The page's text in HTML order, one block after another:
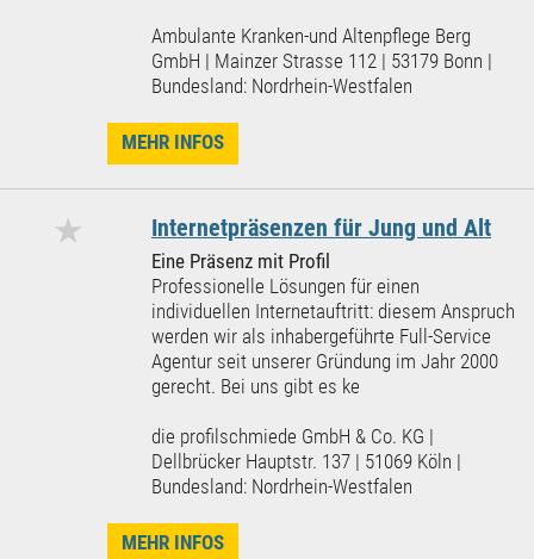
Ambulante Kranken-und Altenpflege Berg
GmbH | Mainzer Strasse 112 | 53179 Bonn |
Bundesland: Nordrhein-Westfalen
MEHR INFOS
★ Internetpräsenzen für Jung und Alt
Eine Präsenz mit Profil
Professionelle Lösungen für einen
individuellen Internetauftritt: diesem Anspruch
werden wir als inhabergeführte Full-Service
Agentur seit unserer Gründung im Jahr 2000
gerecht. Bei uns gibt es ke
die profilschmiede GmbH & Co. KG |
Dellbrücker Hauptstr. 137 | 51069 Köln |
Bundesland: Nordrhein-Westfalen
MEHR INFOS